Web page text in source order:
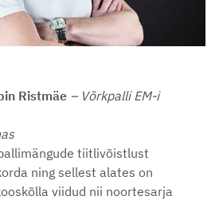
Ristmäe – Võrkpalli EM-i
tiitlivõistlust
ning sellest alates on
viidud nii noortesarja